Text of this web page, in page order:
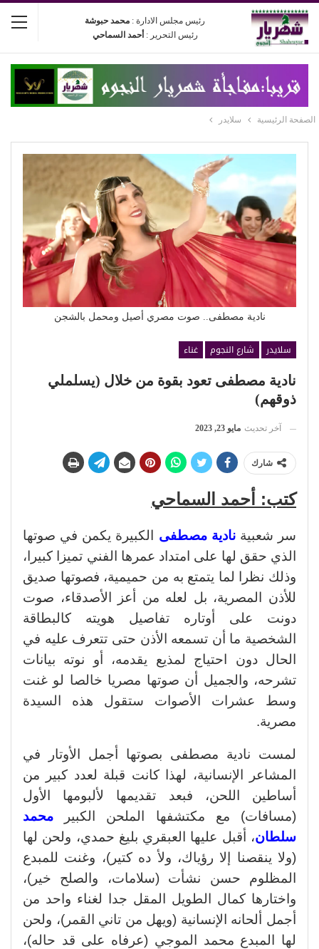
رئيس مجلس الادارة : محمد حبوشة
رئيس التحرير : أحمد السماحي
الصفحة الرئيسية سلايدر
نادية مصطفى.. صوت مصري أصيل ومحمل بالشجن
سلايدر شارع النجوم
غناء
نادية مصطفى تعود بقوة من خلال (يسلملي
ذوقهم)
آخر تحديث مايو 23, 2023
شارك
كتب: أحمد السماحي
سر شعبيةنادية مصطفى
الكبيرة يكمن في صوتها
الذي حقق لها على امتداد عمرها الفني تميزا كبيرا،
وذلك نظرا لما يتمتع به من حميمية، فصوتها صديق
للأذن المصرية، بل لعله من أعز الأصدقاء، صوت
دونت على أوتاره تفاصيل هويته كالبطاقة
الشخصية ما أن تسمعه الأذن حتى تتعرف عليه في
الحال دون احتياج لمذيع يقدمه، أو نوته بيانات
تشرحه، والجميل أن صوتها مصريا خالصا لو غنت
وسط عشرات الأصوات ستقول هذه السيدة
مصرية.
لمست نادية مصطفى بصوتها أجمل الأوتار في
المشاعر الإنسانية، لهذا كانت قبلة لعدد كبير من
أساطين اللحن، فبعد تقديمها لألبومها الأول
(مسافات) مع مكتشفها الملحن الكبير محمد
سلطان، أقبل عليها العبقري بليغ حمدي، ولحن لها
(ولا ينقصنا إلا رؤياك، ولأ ده كتير)، وغنت للمبدع
المظلوم حسن نشأت (سلامات، والصلح خير)،
واختارها كمال الطويل المقل جدا لغناء واحد من
أجمل ألحانه الإنسانية (ويهل من تاني القمر)، ولحن
لها المبدع محمد الموجي (عرفاه على قد حاله)،